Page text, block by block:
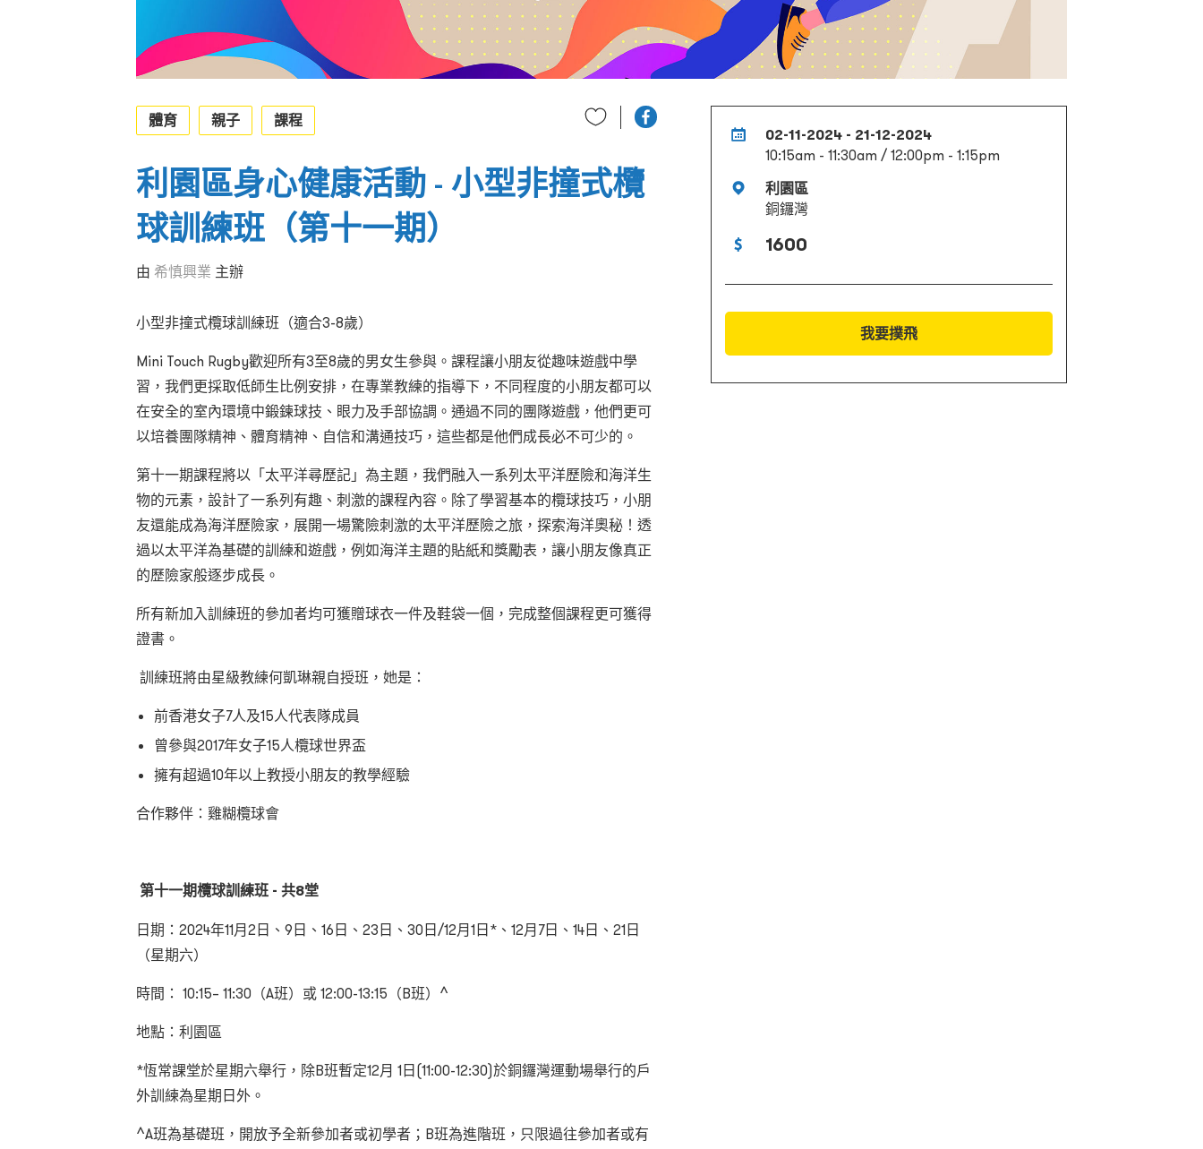
02-11-2024 - 21-12-2024
10:15am - 11:30am / 12:00pm - 1:15pm
利園區
銅鑼灣
1600
我要撲飛
體育 親子 課程
利園區身心健康活動 - 小型非撞式欖
球訓練班（第十一期）
由 希慎興業 主辦
小型非撞式欖球訓練班（適合3-8歲）
Mini Touch Rugby歡迎所有3至8歲的男女生參與。 課程讓小朋友從趣味遊戲中學
習 ，我們更採取低師生比例安排，在專業教練的指導下，不同程度的小朋友都可以
在安全的室內環境中鍛鍊球技、眼力及手部協調。通過不同的團隊遊戲，他們更可
以培養團隊精神、體育精神、自信和溝通技巧，這些都是他們成長必不可少的。
第十一期課程將以「太平洋尋歷記」為主題，我們融入一系列太平洋歷險和海洋生
物的元素，設計了一系列有趣、刺激的課程內容。除了學習基本的欖球技巧，小朋
友還能成為海洋歷險家，展開一場驚險刺激的太平洋歷險之旅，探索海洋奧秘！透
過以太平洋為基礎的訓練和遊戲，例如海洋主題的貼紙和獎勵表，讓小朋友像真正
的歷險家般逐步成長。
所有新加入訓練班的參加者均可獲贈球衣一件及鞋袋一個，完成整個課程更可獲得
證書。
訓練班將由星級教練何凱琳親自授班，她是：
前香港女子7人及15人代表隊成員
曾參與2017年女子15人欖球世界盃
擁有超過10年以上教授小朋友的教學經驗
合作夥伴：雞糊欖球會
第十一期欖球訓練班 - 共8堂
日期： 2024年11月 2 日、 9 日、 16 日、 23 日、30日/12月1日* 、 12月 7日、 14 日、21日
（星期六）
時間： 10:15– 11:30（A班）或 12:00-13:15（B班）^
地點：利園區
*恆常課堂於星期六舉行，除B班暫定12月 1 日(11:00-12:30)於銅鑼灣運動場舉行的戶
外訓練為星期日外。
^A班為基礎班，開放予全新參加者或初學者；B班為進階班，只限過往參加者或有